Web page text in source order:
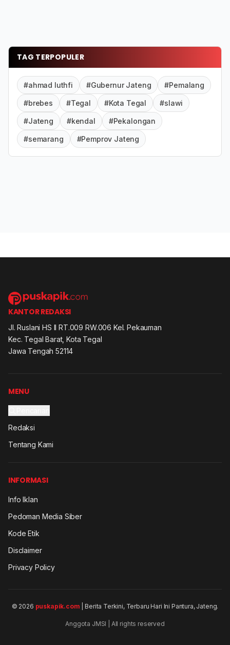
TAG TERPOPULER
#ahmad luthfi #Gubernur Jateng #Pemalang
#brebes #Tegal #Kota Tegal #slawi
#Jateng #kendal #Pekalongan
#semarang #Pemprov Jateng
KANTOR REDAKSI
Jl. Ruslani HS II RT.009 RW.006 Kel. Pekauman
Kec. Tegal Barat, Kota Tegal
Jawa Tengah 52114
MENU
Redaksi
Tentang Kami
INFORMASI
Info Iklan
Pedoman Media Siber
Kode Etik
Disclaimer
Privacy Policy
© 2026 puskapik.com | Berita Terkini, Terbaru Hari Ini Pantura, Jateng.
Anggota JMSI | All rights reserved